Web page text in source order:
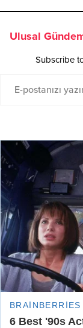
Ulusal
Subscribe